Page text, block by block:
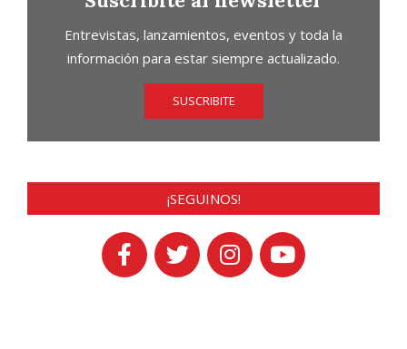
Entrevistas, lanzamientos, eventos y toda la
información para estar siempre actualizado.
SUSCRIBITE
¡SEGUINOS!